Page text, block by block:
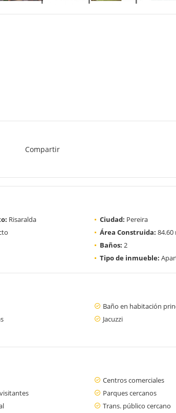
Compartir
Risaralda Ciudad: Pereira
Área Construida: 84.60
Baños: 2
Tipo de inmueble:
Baño en habitación
Jacuzzi
Centros comerciales
Parques cercanos
Trans. público cercano